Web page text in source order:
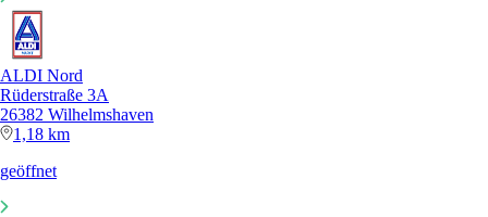
ALDI Nord
Rüderstraße 3A
26382 Wilhelmshaven
1,18 km
geöffnet